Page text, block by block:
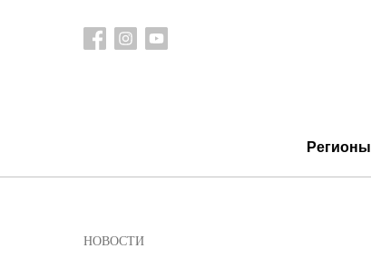
Регионы
НОВОСТИ